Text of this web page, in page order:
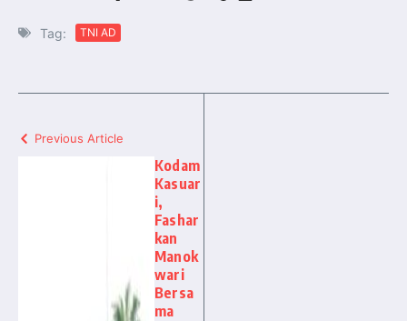
Tag: TNI AD
Previous Article
Kodam
Kasuar
i,
Fashar
kan
Manok
wari
Bersa
ma